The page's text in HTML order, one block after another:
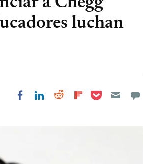
luchan
Share on Facebook
Share on LinkedIn
Share on Reddit
Share on
Share on Pocket